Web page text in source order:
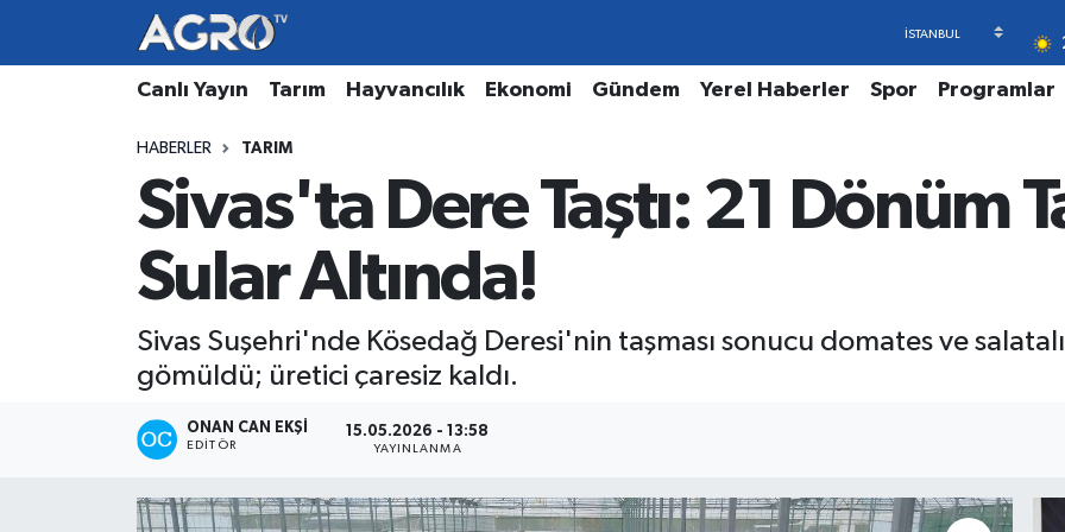
Canlı Yayın Tarım Hayvancılık Ekonomi Gündem Yerel Haberler Spor Programlar
HABERLER TARIM
Sivas'ta Dere Taştı: 21 Dönüm
Sular Altında!
Sivas Suşehri'nde Kösedağ Deresi'nin taşması sonucu domates ve
gömüldü; üretici çaresiz kaldı.
ONAN CAN EKŞI
EDITÖR
15.05.2026 - 13:58
YAYINLANMA
Hava Durumu
Trafik Durumu
Süper Lig Puan Durumu ve Fikstür
Tüm Manşetler
Son Dakika Haberleri
Haber Arşivi